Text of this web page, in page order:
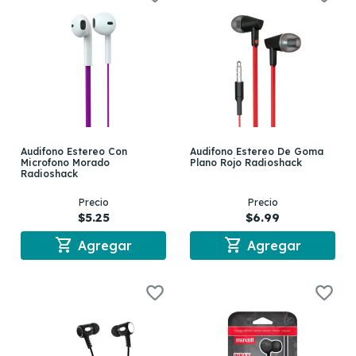
Audifono Estereo Con
Microfono Morado
Radioshack
Precio
$5.25
shopping_cart Agregar
Audifono Estereo De Goma
Plano Rojo Radioshack
Precio
$6.99
shopping_cart Agregar